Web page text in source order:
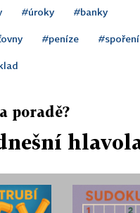
#úroky #banky
#peníze #spoření
poradě?